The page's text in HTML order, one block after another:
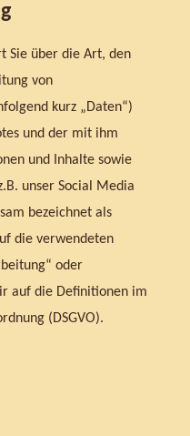
Sie über die Art, den
von
kurz „Daten“)
und der mit ihm
und Inhalte sowie
unser Social Media
bezeichnet als
die verwendeten
oder
auf die Definitionen im
(DSGVO).